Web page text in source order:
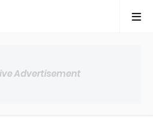
Advertisement